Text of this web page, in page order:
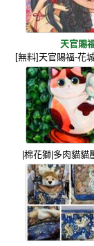
天官賜
[無料]天官賜福-花
|棉花獅|多肉貓貓